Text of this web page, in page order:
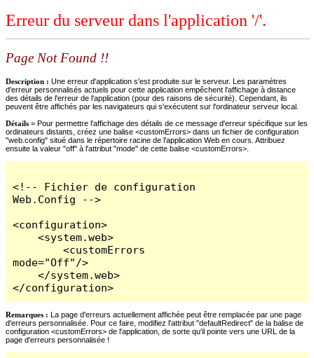
Erreur du serveur dans l'application '/'.
Page Not Found !!
Description : Une erreur d'application s'est produite sur le serveur. Les paramètres
d'erreur personnalisés actuels pour cette application empêchent l'affichage à distance
des détails de l'erreur de l'application (pour des raisons de sécurité). Cependant, ils
peuvent être affichés par les navigateurs qui s'exécutent sur l'ordinateur serveur local.
Détails = Pour permettre l'affichage des détails de ce message d'erreur spécifique sur les
ordinateurs distants, créez une balise <customErrors> dans un fichier de configuration
"web.config" situé dans le répertoire racine de l'application Web en cours. Attribuez
ensuite la valeur "off" à l'attribut "mode" de cette balise <customErrors>.
<!-- Fichier de configuration
Web.Config -->
<configuration>
    <system.web>
        <customErrors
mode="Off"/>
    </system.web>
</configuration>
Remarques : La page d'erreurs actuellement affichée peut être remplacée par une page
d'erreurs personnalisée. Pour ce faire, modifiez l'attribut "defaultRedirect" de la balise de
configuration <customErrors> de l'application, de sorte qu'il pointe vers une URL de la
page d'erreurs personnalisée !